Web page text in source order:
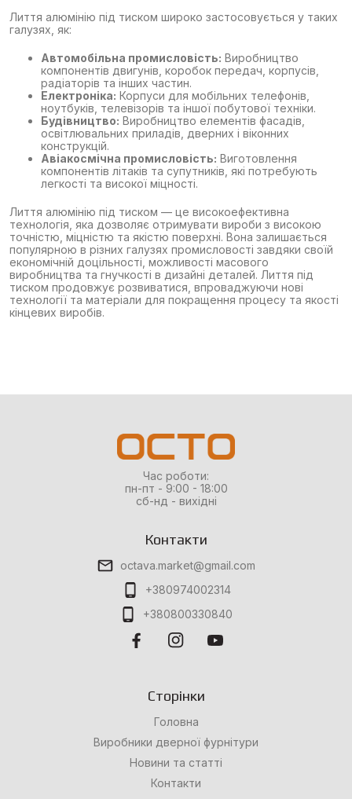
Лиття алюмінію під тиском широко застосовується у таких
галузях, як:
Автомобільна промисловість: Виробництво
компонентів двигунів, коробок передач, корпусів,
радіаторів та інших частин.
Електроніка: Корпуси для мобільних телефонів,
ноутбуків, телевізорів та іншої побутової техніки.
Будівництво: Виробництво елементів фасадів,
освітлювальних приладів, дверних і віконних
конструкцій.
Авіакосмічна промисловість: Виготовлення
компонентів літаків та супутників, які потребують
легкості та високої міцності.
Лиття алюмінію під тиском — це високоефективна
технологія, яка дозволяє отримувати вироби з високою
точністю, міцністю та якістю поверхні. Вона залишається
популярною в різних галузях промисловості завдяки своїй
економічній доцільності, можливості масового
виробництва та гнучкості в дизайні деталей. Лиття під
тиском продовжує розвиватися, впроваджуючи нові
технології та матеріали для покращення процесу та якості
кінцевих виробів.
Час роботи:
пн-пт - 9:00 - 18:00
сб-нд - вихідні
Контакти
octava.market@gmail.com
+380974002314
+380800330840
Сторінки
Головна
Виробники дверної фурнітури
Новини та статті
Контакти